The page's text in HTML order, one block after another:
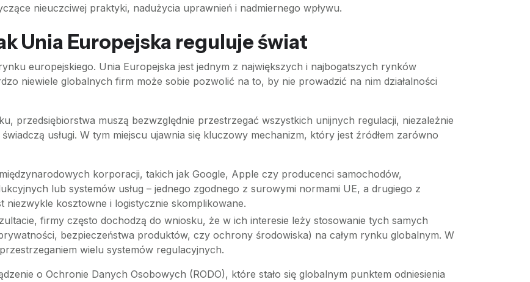
nieuczciwej praktyki, nadużycia uprawnień i nadmiernego wpływu.
Unia Europejska reguluje świat
europejskiego. Unia Europejska jest jednym z największych i najbogatszych rynków
niewiele globalnych firm może sobie pozwolić na to, by nie prowadzić na nim działalności
przedsiębiorstwa muszą bezwzględnie przestrzegać wszystkich unijnych regulacji, niezależnie
usługi. W tym miejscu ujawnia się kluczowy mechanizm, który jest źródłem zarówno
korporacji, takich jak Google, Apple czy producenci samochodów,
lub systemów usług – jednego zgodnego z surowymi normami UE, a drugiego z
niezwykle kosztowne i logistycznie skomplikowane.
firmy często dochodzą do wniosku, że w ich interesie leży stosowanie tych samych
bezpieczeństwa produktów, czy ochrony środowiska) na całym rynku globalnym. W
wielu systemów regulacyjnych.
o Ochronie Danych Osobowych (RODO), które stało się globalnym punktem odniesienia